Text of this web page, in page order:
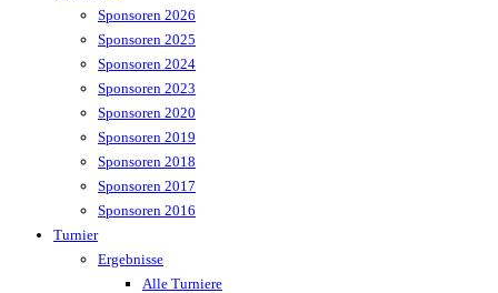
Sponsoren 2026
Sponsoren 2025
Sponsoren 2024
Sponsoren 2023
Sponsoren 2020
Sponsoren 2019
Sponsoren 2018
Sponsoren 2017
Sponsoren 2016
Turnier
Ergebnisse
Alle Turniere